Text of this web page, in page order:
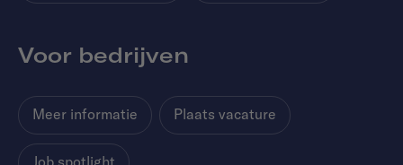
Voor bedrijven
Meer informatie Plaats vacature
Job spotlight